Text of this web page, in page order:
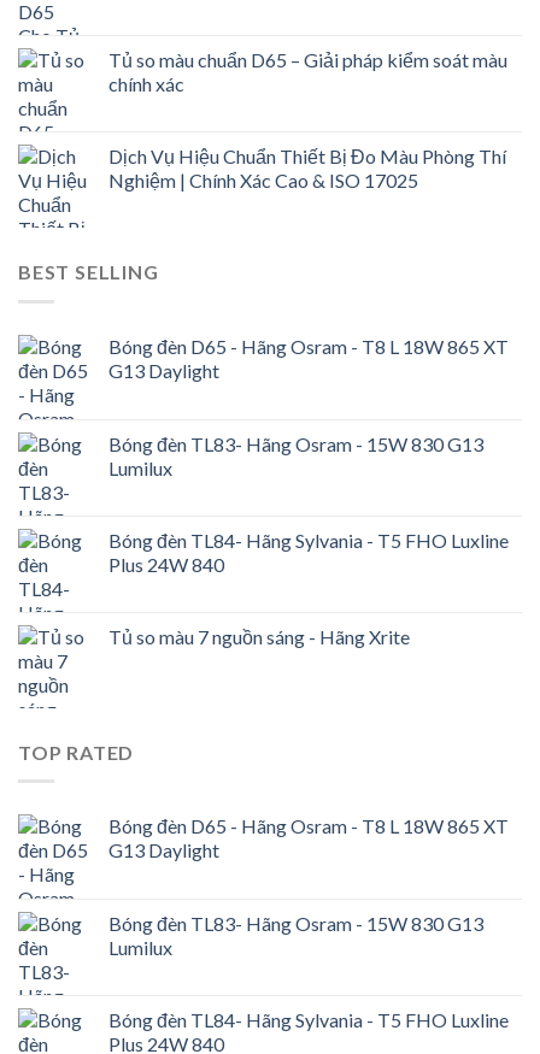
Tủ so màu chuẩn D65 – Giải pháp kiểm soát màu
chính xác
Dịch Vụ Hiệu Chuẩn Thiết Bị Đo Màu Phòng Thí
Nghiệm | Chính Xác Cao & ISO 17025
BEST SELLING
Bóng đèn D65 - Hãng Osram - T8 L 18W 865 XT
G13 Daylight
Bóng đèn TL83- Hãng Osram - 15W 830 G13
Lumilux
Bóng đèn TL84- Hãng Sylvania - T5 FHO Luxline
Plus 24W 840
Tủ so màu 7 nguồn sáng - Hãng Xrite
TOP RATED
Bóng đèn D65 - Hãng Osram - T8 L 18W 865 XT
G13 Daylight
Bóng đèn TL83- Hãng Osram - 15W 830 G13
Lumilux
Bóng đèn TL84- Hãng Sylvania - T5 FHO Luxline
Plus 24W 840